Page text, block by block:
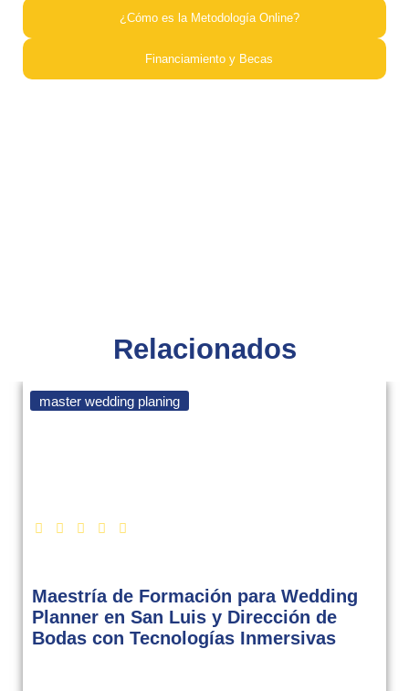
¿Cómo es la Metodología Online?​
Financiamiento y Becas​
Relacionados
master wedding planing
Maestría de Formación para Wedding
Planner en San Luis y Dirección de
Bodas con Tecnologías Inmersivas